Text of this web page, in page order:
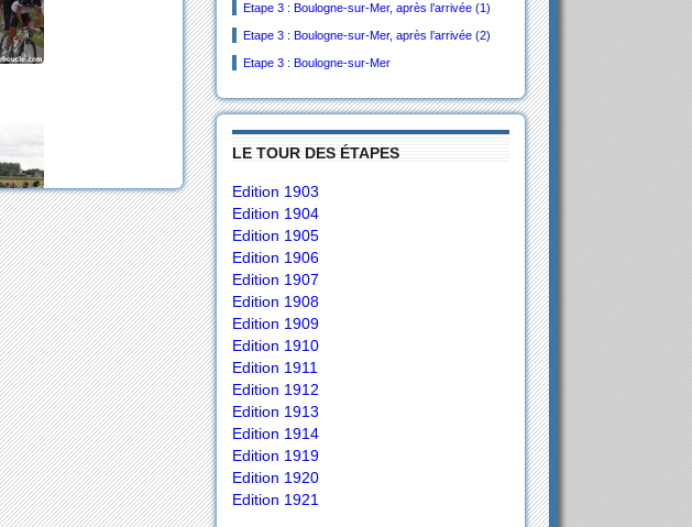
Etape 3 : Boulogne-sur-Mer, après l’arrivée (1)
Etape 3 : Boulogne-sur-Mer, après l’arrivée (2)
Etape 3 : Boulogne-sur-Mer
LE TOUR DES ÉTAPES
Edition 1903
Edition 1904
Edition 1905
Edition 1906
Edition 1907
Edition 1908
Edition 1909
Edition 1910
Edition 1911
Edition 1912
Edition 1913
Edition 1914
Edition 1919
Edition 1920
Edition 1921